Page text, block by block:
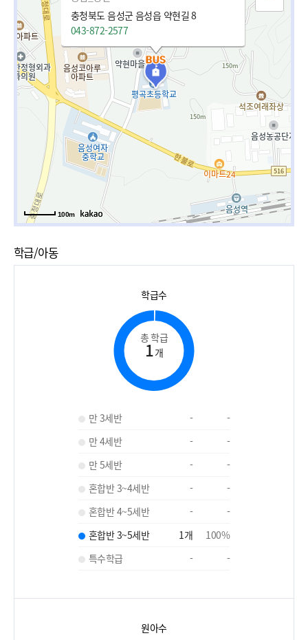
충청북도 음성군 음성읍 약현길 8
043-872-2577
100m
학급/아동
학급수
총 학급
1개
만 3세반 -
-
만 4세반
-
-
만 5세반
-
-
혼합반 3~4세반
-
-
혼합반 4~5세반
-
-
혼합반 3~5세반
1개 100%
특수학급
- -
원아수